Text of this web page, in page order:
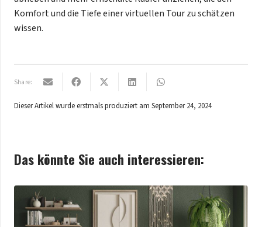
Komfort und die Tiefe einer virtuellen Tour zu schätzen
wissen.
Share:
Dieser Artikel wurde erstmals produziert am September 24, 2024
Das könnte Sie auch interessieren: